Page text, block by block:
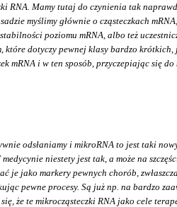
RNA. Mamy tutaj do czynienia tak
myślimy głównie o cząsteczkach
poziomu mRNA, albo też
dotyczy pewnej klasy bardzo krótkich,
mRNA i w ten sposób, przyczepiając się
odsłaniamy i mikroRNA to jest taki
niestety jest tak, a może na
je jako markery pewnych chorób,
pewne procesy. Są już np. na bardzo
że te mikrocząsteczki RNA jako cele